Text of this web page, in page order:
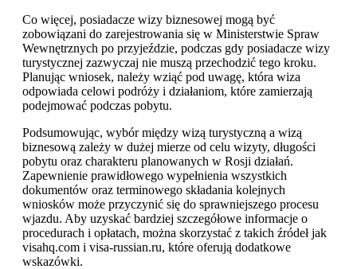
Co więcej, posiadacze wizy biznesowej mogą być
zobowiązani do zarejestrowania się w Ministerstwie Spraw
Wewnętrznych po przyjeździe, podczas gdy posiadacze wizy
turystycznej zazwyczaj nie muszą przechodzić tego kroku.
Planując wniosek, należy wziąć pod uwagę, która wiza
odpowiada celowi podróży i działaniom, które zamierzają
podejmować podczas pobytu.
Podsumowując, wybór między wizą turystyczną a wizą
biznesową zależy w dużej mierze od celu wizyty, długości
pobytu oraz charakteru planowanych w Rosji działań.
Zapewnienie prawidłowego wypełnienia wszystkich
dokumentów oraz terminowego składania kolejnych
wniosków może przyczynić się do sprawniejszego procesu
wjazdu. Aby uzyskać bardziej szczegółowe informacje o
procedurach i opłatach, można skorzystać z takich źródeł jak
visahq.com i visa-russian.ru, które oferują dodatkowe
wskazówki.